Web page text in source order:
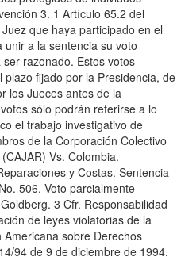
3. 1 Artículo 65.2 del
que haya participado en el
a la sentencia su voto
razonado. Estos votos
fijado por la Presidencia, de
los Jueces antes de la
sólo podrán referirse a lo
el trabajo investigativo de
de la Corporación Colectivo
Vs. Colombia.
y Costas. Sentencia
506. Voto parcialmente
3 Cfr. Responsabilidad
de leyes violatorias de la
sobre Derechos
94 de 9 de diciembre de 1994.